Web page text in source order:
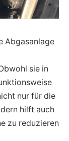
Abgasanlage
sie in
nur für die
hilft auch
zu reduzieren